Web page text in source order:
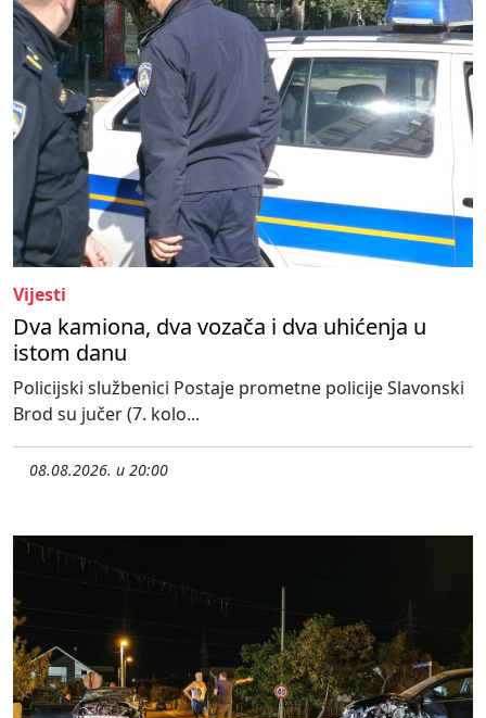
Vijesti
Dva kamiona, dva vozača i dva uhićenja u
istom danu
Policijski službenici Postaje prometne policije Slavonski
Brod su jučer (7. kolo...
08.08.2026. u 20:00